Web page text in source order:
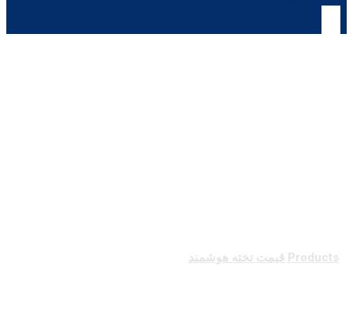
Products قیمت تخته هوشمند